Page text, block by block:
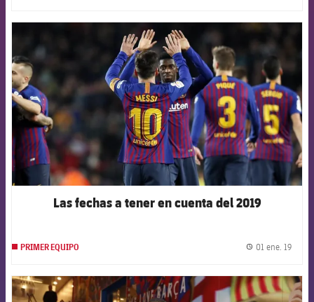
FCB Barcelona badge
Las fechas a tener en cuenta del 2019
PRIMER EQUIPO 01 ene. 19
FCB Barcelona badge